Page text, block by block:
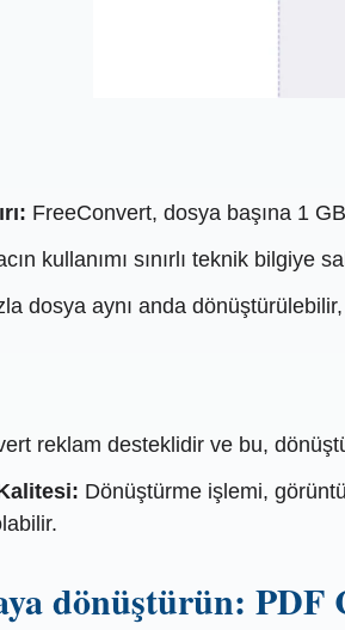
FreeConvert, dosya başına 1
kullanımı sınırlı teknik bilgiye
dosya aynı anda
reklam desteklidir ve bu,
Dönüştürme işlemi,
dönüştürün: PDF